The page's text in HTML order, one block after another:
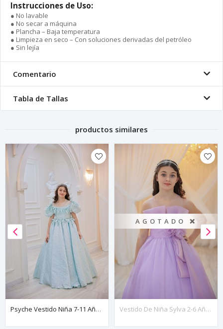
Instrucciones de Uso:
● No lavable
● No secar a máquina
● Plancha – Baja temperatura
● Limpieza en seco – Con soluciones derivadas del petróleo
● Sin lejía
Comentario
Tabla de Tallas
productos similares
Psyche Vestido Niña 7-11 Años 30103 Azul Bebé
AGOTADO ❌
Vestido De Niña Sylva 2-6 Años 20134 Lila